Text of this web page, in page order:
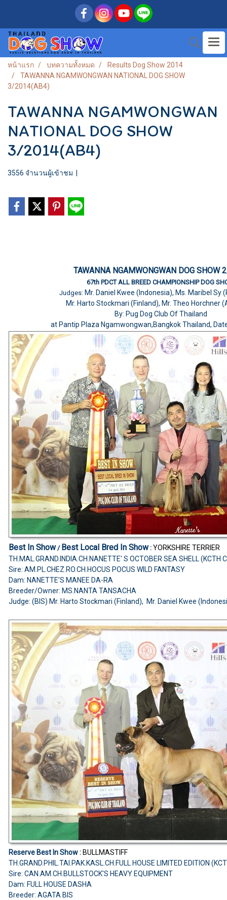
หน้าแรก บทความทั้งหมด
Results Dog Show 2014
TAWANNA NGAMWONGWAN NATIONAL DOG SHOW
3/2014(AB4)
TAWANNA NGAMWONGWAN
NATIONAL DOG SHOW
3/2014(AB4)
3556 จำนวนผู้เข้าชม
TAWANNA NGAMWONGWAN DOG SHOW
67th PDCT ALL BREED CHAMPIONSHIP DOG
Judges: Mr. Daniel Kwee (Indonesia), Ms. Maribel Sy
Mr. Harto Stockmari (Finland), Mr. Theo Horchner
By: Pug Dog Club Of Thailand
at Pantip Plaza Ngamwongwan,Bangkok Thailand,
Best In Show/ Best Local Bred In Show: YORKSHIRE TERRIER
TH.MAL.GRAND.INDIA.CH.NANETTE' S OCTOBER SEA SHELL
Sire: AM.PL.CHEZ.RO.CH.HOCUS POCUS WILD FANTASY
Dam: NANETTE'S MANEE DA-RA
Breeder/Owner: MS.NANTA TANSACHA
Judge: (BIS) Mr. Harto Stockmari (Finland), Mr. Daniel Kwee
Reserve Best In Show :BULLMASTIFF
TH.GRAND.PHIL.TAI.PAK.KASL.CH.FULL HOUSE LIMITED EDITION
Sire: CAN.AM.CH.BULLSTOCK'S HEAVY EQUIPMENT
Dam: FULL HOUSE DASHA
Breeder: AGATA BIS